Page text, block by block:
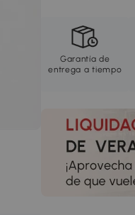
Garantía de
entrega a tiempo